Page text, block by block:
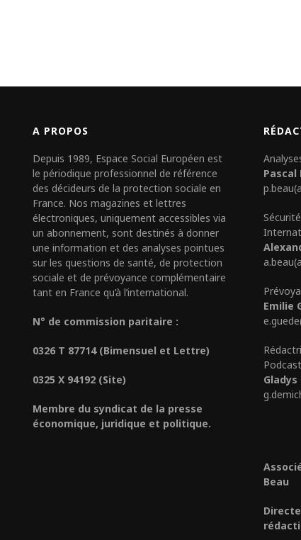
A PROPOS
Depuis 1989, Espace Social Européen est
le périodique professionnel de référence
des décideurs de la protection sociale en
France. Nos magazines et lettres
électroniques, uniquement accessibles via
un abonnement, sont destinés à donner
une information et des analyses pointues
sur les questions de santé, de protection
sociale et de prévoyance complémentaire
tant en France qu’à l’international.
N° de commission paritaire :
0326 T 87714 (Bimensuel et Lettre)
0325 X 94192 (Site)
Membre du syndicat de la presse
économique, juridique et politique.
Pascal
Emilie
Podcast
Gladys
Beau